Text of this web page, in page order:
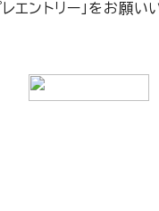
レエントリー」をお願い